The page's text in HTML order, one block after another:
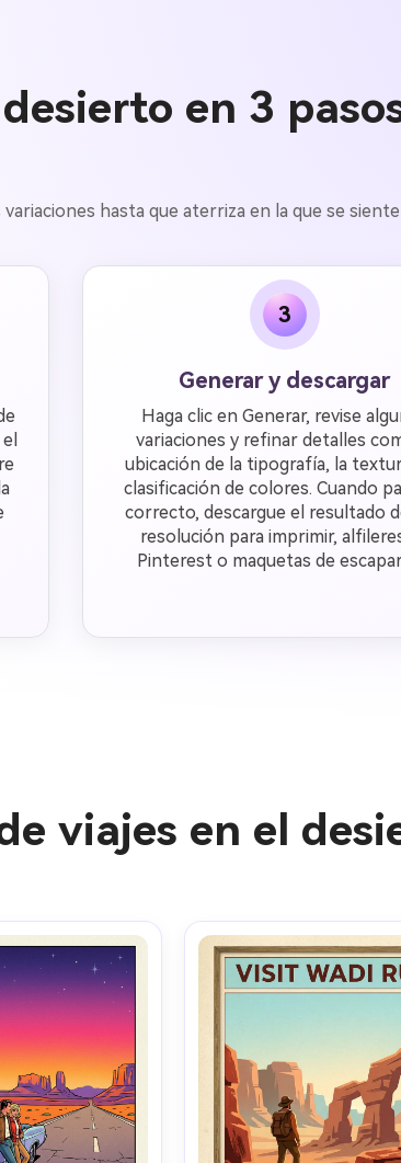
en 3
hasta que aterriza en la que se
3
Generar y descargar
Haga clic en Generar, revise
variaciones y refinar detalles
ubicación de la tipografía, la
clasificación de colores. Cuando
correcto, descargue el resultado
resolución para imprimir,
Pinterest o maquetas de
viajes en el